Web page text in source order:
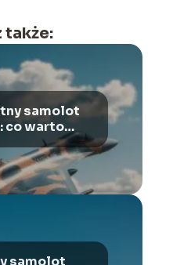
także:
samolot
co warto
samolot